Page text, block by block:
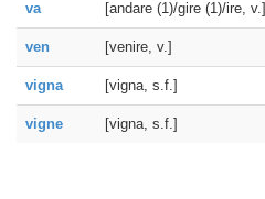
va [andare (1)/gire (1)/ire, v.]
ven [venire, v.]
vigna [vigna, s.f.]
vigne [vigna, s.f.]